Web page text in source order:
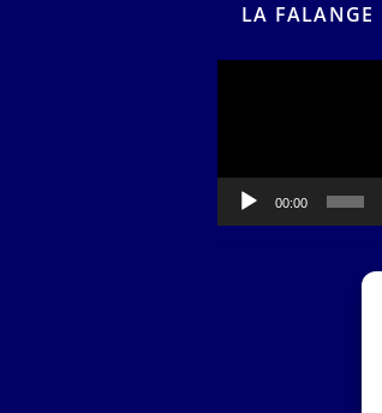
LA FALANGE
00:00